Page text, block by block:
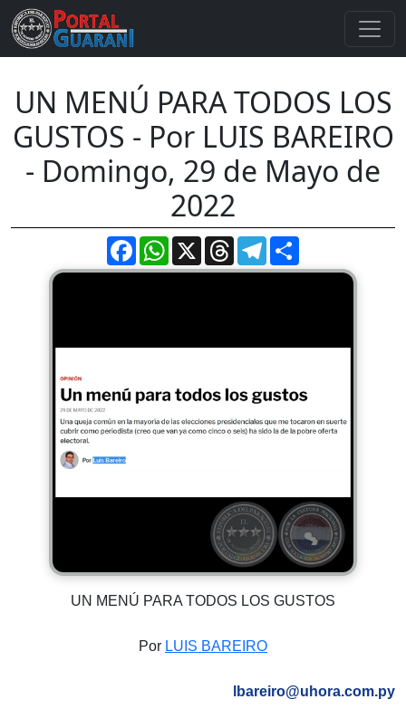
UN MENÚ PARA TODOS LOS
GUSTOS - Por LUIS BAREIRO
- Domingo, 29 de Mayo de
2022
FacebookWhatsApp
X ThreadsTelegram
UN MENÚ PARA TODOS LOS GUSTOS
Por LUIS BAREIRO
lbareiro@uhora.com.py